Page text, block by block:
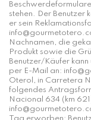
stehen. Der Benutzer
er sein
Nachnamen, die
Produkt sowie die
Benutzer/Käufer
per E-Mail an:
Oterol, in Carretera
folgendes
Nacional 634 (km